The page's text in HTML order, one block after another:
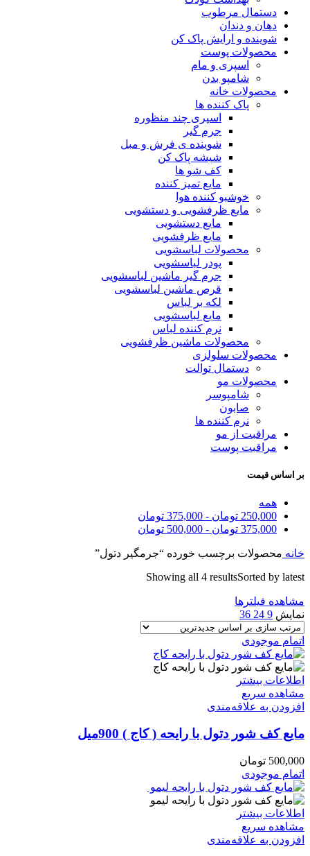
دستمال مرطوب
دهان و دندان
شوینده و ارایش پاک کن
محصولات پوست
اسپری و مام
شامپو بدن
محصولات خانه
پاک کننده ها
اسپری چند منظوره
جرم گیر
شوینده ی فرش و مبل
شیشه پاک کن
کف شو ها
مایع تمیز کننده
خوشبو کننده هوا
مایع ظرفشویی و دستشویی
مایع دستشویی
مایع ظرفشویی
محصولات لباسشویی
پودر لباسشویی
جرم گیر ماشین لباسشویی
قرص ماشین لباسشویی
لکه بر لباس
مایع لباسشویی
نرم کننده لباس
محصولات ماشین ظرفشویی
محصولات سلولزی
دستمال توالت
محصولات مو
شامپوسر
صابون
نرم کننده ها
مراقبت از مو
مراقبت پوست
بر اساس قیمت
همه
250,000 تومان -
375,000 تومان
375,000 تومان -
500,000 تومان
خانه محصولات برچسب خورده “جرمگیر دتول”
Showing all 4 resultsSorted by latest
مشاهده فیلترها
نمایش 9
24
36
اتمام موجودی
اطلاعات بیشتر
مشاهده سریع
افزودن به علاقه‌مندی
مایع کف شور دتول با رایحه ( کاج ) 900میل
500,000 تومان
اتمام موجودی
اطلاعات بیشتر
مشاهده سریع
افزودن به علاقه‌مندی